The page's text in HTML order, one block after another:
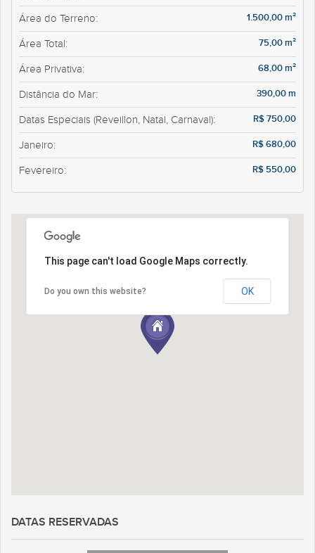
Área do Terreno: 1.500,00 m²
Área Total: 75,00 m²
Área Privativa: 68,00 m²
Distância do Mar: 390,00 m
Datas Especiais (Reveillon, Natal, Carnaval): R$ 750,00
Janeiro: R$ 680,00
Fevereiro: R$ 550,00
This page can't load Google Maps correctly.
Do you own this website? OK
DATAS RESERVADAS